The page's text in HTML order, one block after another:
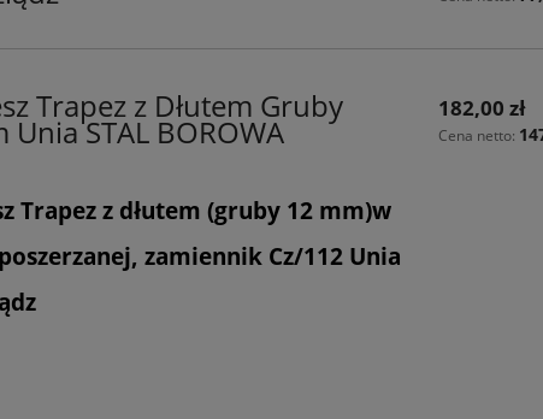
Trapez z Dłutem Gruby
Unia STAL BOROWA
Trapez z dłutem (gruby 12 mm)w
zamiennik Cz/112 Unia
182,00 zł
Cena netto: